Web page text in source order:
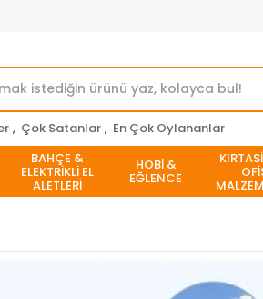
, Çok Satanlar , En Çok Oylananlar
BAHÇE &
ELEKTRİKLİ EL
ALETLERİ
HOBİ &
EĞLENCE